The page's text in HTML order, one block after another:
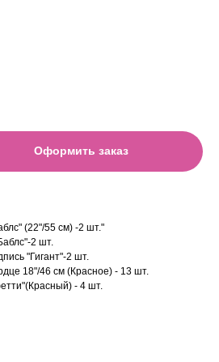
Оформить заказ
(22"/55 см) -2 шт."
2 шт.
"Гигант"-2 шт.
18"/46 см (Красное) - 13 шт.
- 4 шт.